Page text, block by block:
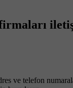
ve telefon